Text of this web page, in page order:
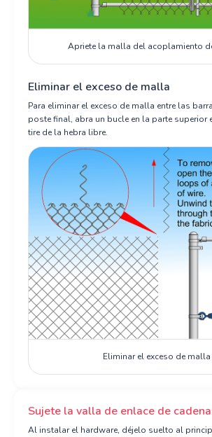
Apriete la malla del acoplamiento
Eliminar el exceso de malla
Para eliminar el exceso de malla entre las
poste final, abra un bucle en la parte superior
tire de la hebra libre.
Eliminar el exceso de malla
Sujete la valla de enlace de cadena
Al instalar el hardware, déjelo suelto al